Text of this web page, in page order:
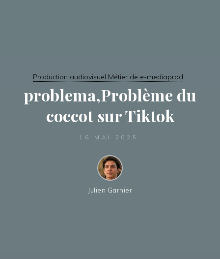
Production audiovisuel Métier de e-mediaprod
problema,Problème du
coccot sur Tiktok
16 MAI 2025
Julien Garnier